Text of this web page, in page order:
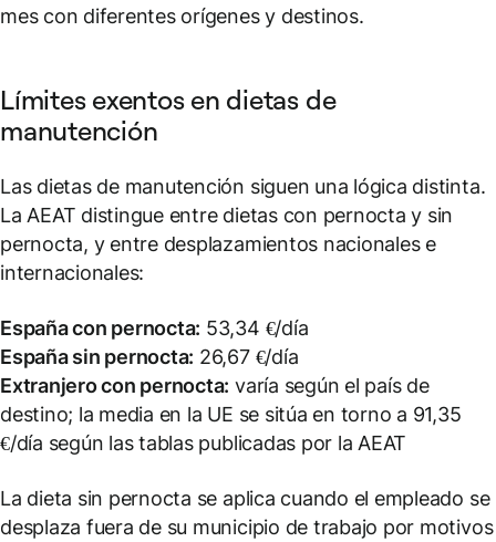
mes con diferentes orígenes y destinos.
Límites exentos en dietas de
manutención
Las dietas de manutención siguen una lógica distinta.
La AEAT distingue entre dietas con pernocta y sin
pernocta, y entre desplazamientos nacionales e
internacionales:
España con pernocta: 53,34 €/día
España sin pernocta: 26,67 €/día
Extranjero con pernocta: varía según el país de
destino; la media en la UE se sitúa en torno a 91,35
€/día según las tablas publicadas por la AEAT
La dieta sin pernocta se aplica cuando el empleado se
desplaza fuera de su municipio de trabajo por motivos